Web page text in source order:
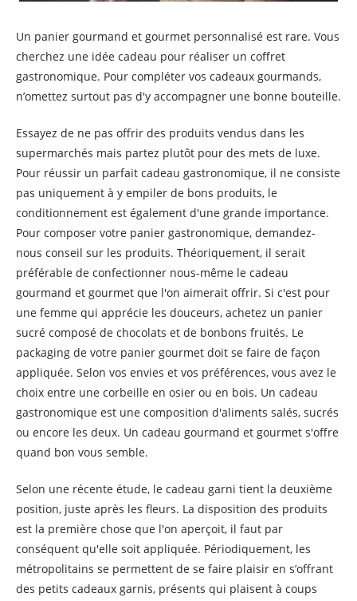
Un panier gourmand et gourmet personnalisé est rare. Vous
cherchez une idée cadeau pour réaliser un coffret
gastronomique. Pour compléter vos cadeaux gourmands,
n’omettez surtout pas d'y accompagner une bonne bouteille.
Essayez de ne pas offrir des produits vendus dans les
supermarchés mais partez plutôt pour des mets de luxe.
Pour réussir un parfait cadeau gastronomique, il ne consiste
pas uniquement à y empiler de bons produits, le
conditionnement est également d'une grande importance.
Pour composer votre panier gastronomique, demandez-
nous conseil sur les produits. Théoriquement, il serait
préférable de confectionner nous-même le cadeau
gourmand et gourmet que l'on aimerait offrir. Si c'est pour
une femme qui apprécie les douceurs, achetez un panier
sucré composé de chocolats et de bonbons fruités. Le
packaging de votre panier gourmet doit se faire de façon
appliquée. Selon vos envies et vos préférences, vous avez le
choix entre une corbeille en osier ou en bois. Un cadeau
gastronomique est une composition d'aliments salés, sucrés
ou encore les deux. Un cadeau gourmand et gourmet s'offre
quand bon vous semble.
Selon une récente étude, le cadeau garni tient la deuxième
position, juste après les fleurs. La disposition des produits
est la première chose que l'on aperçoit, il faut par
conséquent qu'elle soit appliquée. Périodiquement, les
métropolitains se permettent de se faire plaisir en s’offrant
des petits cadeaux garnis, présents qui plaisent à coups